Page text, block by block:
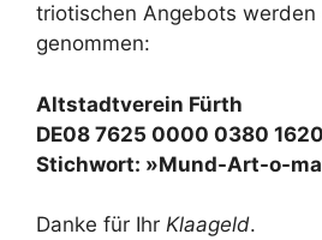
trio­ti­schen An­ge­bots
ge­nom­men:
Alt­stadt­ver­ein Fürth
DE08 7625 0000 0380
Stich­wort: »Mund-Art-o-
Dan­ke für Ihr Klaa­geld.